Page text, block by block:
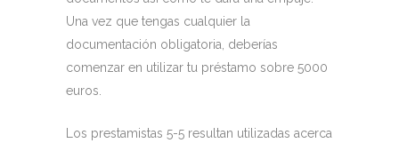
Una vez que tengas cualquier la
documentación obligatoria, deberías
comenzar en utilizar tu préstamo sobre 5000
euros.
Los prestamistas 5-5 resultan utilizadas acerca